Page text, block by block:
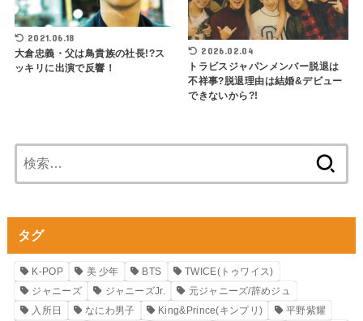
2021.06.18
大倉忠義・父は鳥貴族の社長!?ス
ッキリに出演で反響！
2026.02.04
トラビスジャパンメンバー脱退は
不祥事?脱退理由は結婚&デビュー
できないから?!
索:
タグ
K-POP 美 少年 BTS
TWICE(トゥワイス)
ジャニーズ
ジャニーズJr.
元ジャニーズ/辞めジュ
入所日
なにわ男子 King&Prince(キンプリ)
平野紫耀